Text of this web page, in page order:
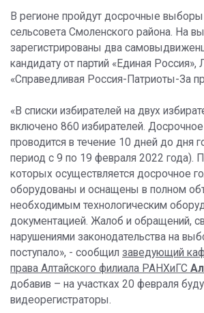
В регионе пройдут досрочные выборы
сельсовета Смоленского района. На
зарегистрированы два
кандидату от партий «Единая
«Справедливая Россия-Патриоты-За
«В списки избирателей на двух
включено 860 избирателей. Досрочное
проводится в течение 10 дней до дня
период с 9 по 19 февраля 2022 года).
которых осуществляется досрочное
оборудованы и оснащены в полном
необходимым технологическим
документацией. Жалоб и обращений,
нарушениями законодательства на
поступало», - сообщил заведующий
права Алтайского филиала РАНХиГС
добавив – на участках 20 февраля
видеорегистраторы.